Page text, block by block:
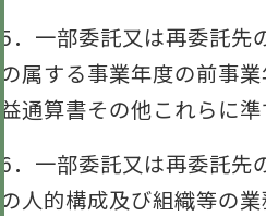
5．一部委託又は再委託先
の属する事業年度の前事
益通算書その他これらに
6．一部委託又は再委託先
の人的構成及び組織等の